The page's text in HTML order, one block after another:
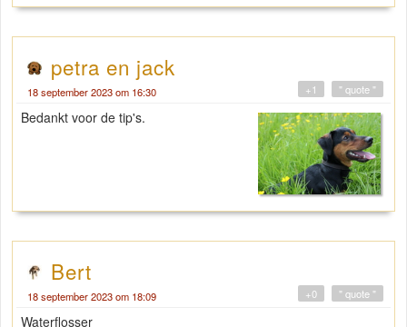
petra en jack
18 september 2023 om 16:30 " quote "
+1
Bedankt voor de tip's.
Bert
18 september 2023 om 18:09 " quote "
+0
Waterflosser